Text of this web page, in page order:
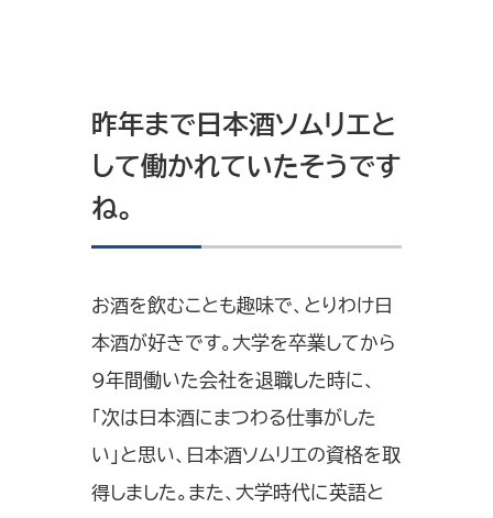
昨年まで日本酒ソムリエと
して働かれていたそうです
ね。
お酒を飲むことも趣味で、とりわけ日
本酒が好きです。大学を卒業してから
9年間働いた会社を退職した時に、
「次は日本酒にまつわる仕事がした
い」と思い、日本酒ソムリエの資格を取
得しました。また、大学時代に英語と